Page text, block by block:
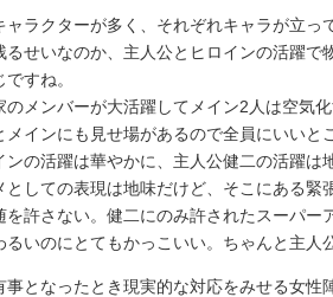
ラクターが多く、それぞれキャラが立っ
るせいなのか、主人公とヒロインの活躍で
すね。
メンバーが大活躍してメイン2人は空気化
メインにも見せ場があるので全員にいいと
の活躍は華やかに、主人公健二の活躍は
しての表現は地味だけど、そこにある緊
を許さない。健二にのみ許されたスーパー
るいのにとてもかっこいい。ちゃんと主人
となったとき現実的な対応をみせる女性